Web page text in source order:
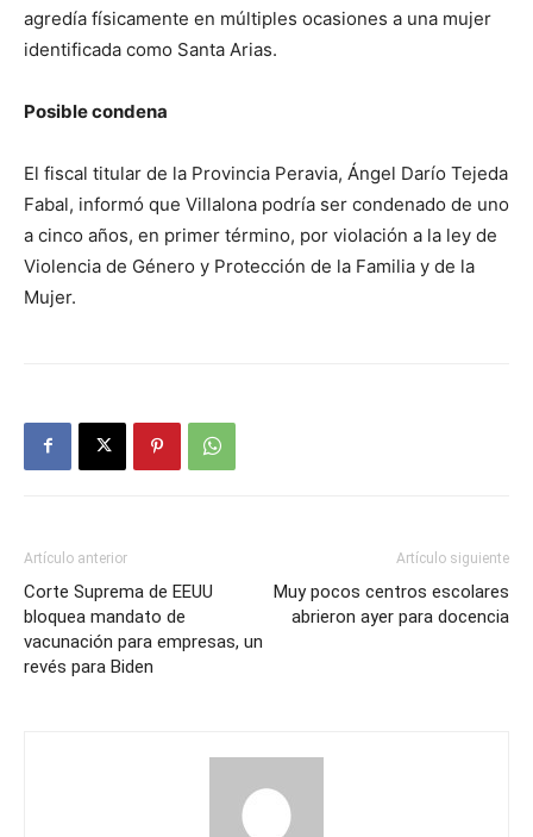
agredía físicamente en múltiples ocasiones a una mujer
identificada como Santa Arias.
Posible condena
El fiscal titular de la Provincia Peravia, Ángel Darío Tejeda
Fabal, informó que Villalona podría ser condenado de uno
a cinco años, en primer término, por violación a la ley de
Violencia de Género y Protección de la Familia y de la
Mujer.
Artículo anterior
Corte Suprema de EEUU
bloquea mandato de
vacunación para empresas, un
revés para Biden
Artículo siguiente
Muy pocos centros escolares
abrieron ayer para docencia